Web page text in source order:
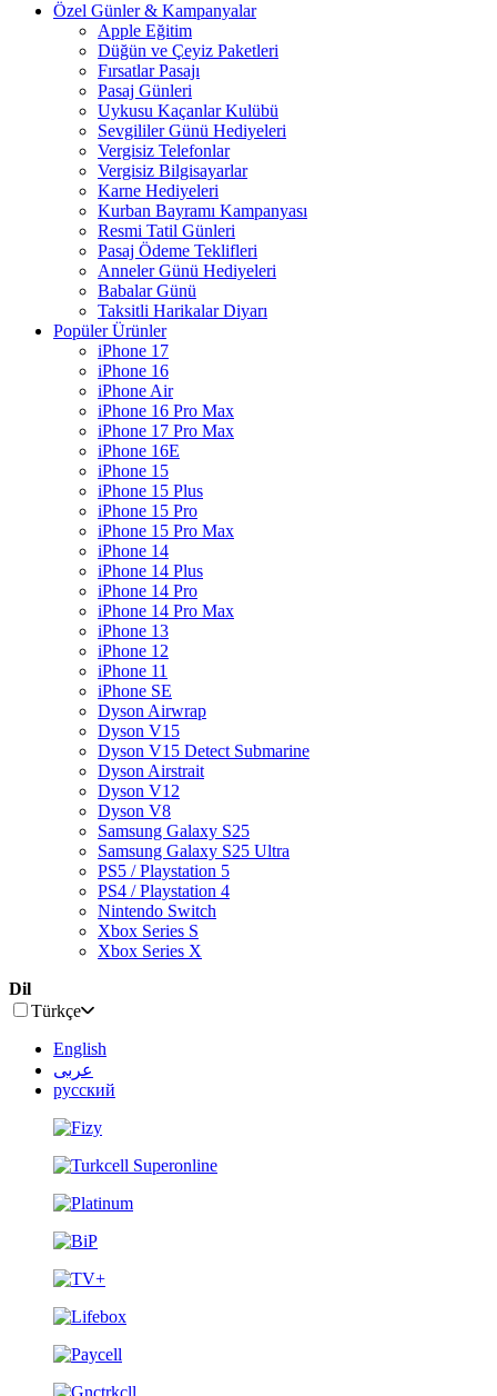
Özel Günler & Kampanyalar
Apple Eğitim
Düğün ve Çeyiz Paketleri
Fırsatlar Pasajı
Pasaj Günleri
Uykusu Kaçanlar Kulübü
Sevgililer Günü Hediyeleri
Vergisiz Telefonlar
Vergisiz Bilgisayarlar
Karne Hediyeleri
Kurban Bayramı Kampanyası
Resmi Tatil Günleri
Pasaj Ödeme Teklifleri
Anneler Günü Hediyeleri
Babalar Günü
Taksitli Harikalar Diyarı
Popüler Ürünler
iPhone 17
iPhone 16
iPhone Air
iPhone 16 Pro Max
iPhone 17 Pro Max
iPhone 16E
iPhone 15
iPhone 15 Plus
iPhone 15 Pro
iPhone 15 Pro Max
iPhone 14
iPhone 14 Plus
iPhone 14 Pro
iPhone 14 Pro Max
iPhone 13
iPhone 12
iPhone 11
iPhone SE
Dyson Airwrap
Dyson V15
Dyson V15 Detect Submarine
Dyson Airstrait
Dyson V12
Dyson V8
Samsung Galaxy S25
Samsung Galaxy S25 Ultra
PS5 / Playstation 5
PS4 / Playstation 4
Nintendo Switch
Xbox Series S
Xbox Series X
Dil
Türkçe
English
عربى
русский